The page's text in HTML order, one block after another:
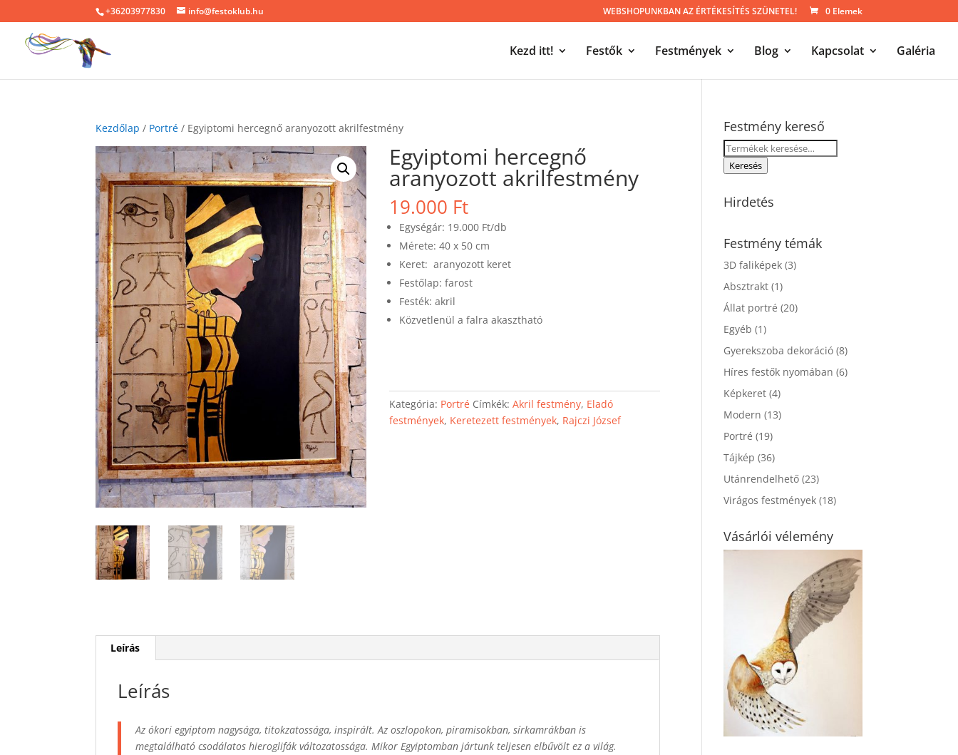
+36203977830 info@festoklub.hu WEBSHOPUNKBAN AZ ÉRTÉKESÍTÉS SZÜNETEL! 0 Elemek
Kezd itt! Festők Festmények Blog Kapcsolat Galéria
Kezdőlap / Portré / Egyiptomi hercegnő aranyozott akrilfestmény
Egyiptomi hercegnő
aranyozott akrilfestmény
19.000 Ft
Egységár: 19.000 Ft/db
Mérete: 40 x 50 cm
Keret: aranyozott keret
Festőlap: farost
Festék: akril
Közvetlenül a falra akasztható
Kategória: Portré Címkék:Akril festmény, Eladó
festmények, Keretezett festmények, Rajczi József
Leírás
Leírás
Az ókori egyiptom nagysága, titokzatossága, inspirált. Az oszlopokon, piramisokban, sírkamrákban is
megtalálható csodálatos hieroglifák változatossága. Mikor Egyiptomban jártunk teljesen elbűvölt ez a világ.
Festmény kereső
Keresés
a Keresés
Hirdetés
Festmény témák
3D faliképek (3)
Absztrakt (1)
Állat portré (20)
Egyéb (1)
Gyerekszoba dekoráció (8)
Híres festők nyomában (6)
Képkeret (4)
Modern (13)
Portré (19)
Tájkép (36)
Utánrendelhető (23)
Virágos festmények (18)
Vásárlói vélemény